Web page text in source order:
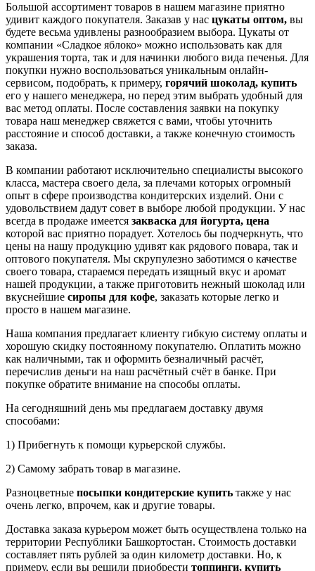
Большой ассортимент товаров в нашем магазине приятно
удивит каждого покупателя. Заказав у нас цукаты оптом, вы
будете весьма удивлены разнообразием выбора. Цукаты от
компании «Сладкое яблоко» можно использовать как для
украшения торта, так и для начинки любого вида печенья. Для
покупки нужно воспользоваться уникальным онлайн-
сервисом, подобрать, к примеру, горячий шоколад, купить
его у нашего менеджера, но перед этим выбрать удобный для
вас метод оплаты. После составления заявки на покупку
товара наш менеджер свяжется с вами, чтобы уточнить
расстояние и способ доставки, а также конечную стоимость
заказа.
В компании работают исключительно специалисты высокого
класса, мастера своего дела, за плечами которых огромный
опыт в сфере производства кондитерских изделий. Они с
удовольствием дадут совет в выборе любой продукции. У нас
всегда в продаже имеется закваска для йогурта, цена
которой вас приятно порадует. Хотелось бы подчеркнуть, что
цены на нашу продукцию удивят как рядового повара, так и
оптового покупателя. Мы скрупулезно заботимся о качестве
своего товара, стараемся передать изящный вкус и аромат
нашей продукции, а также приготовить нежный шоколад или
вкуснейшие сиропы для кофе, заказать которые легко и
просто в нашем магазине.
Наша компания предлагает клиенту гибкую систему оплаты и
хорошую скидку постоянному покупателю. Оплатить можно
как наличными, так и оформить безналичный расчёт,
перечислив деньги на наш расчётный счёт в банке. При
покупке обратите внимание на способы оплаты.
На сегодняшний день мы предлагаем доставку двумя
способами:
1) Прибегнуть к помощи курьерской службы.
2) Самому забрать товар в магазине.
Разноцветные посыпки кондитерские купить также у нас
очень легко, впрочем, как и другие товары.
Доставка заказа курьером может быть осуществлена только на
территории Республики Башкортостан. Стоимость доставки
составляет пять рублей за один километр доставки. Но, к
примеру, если вы решили приобрести топпинги, купить